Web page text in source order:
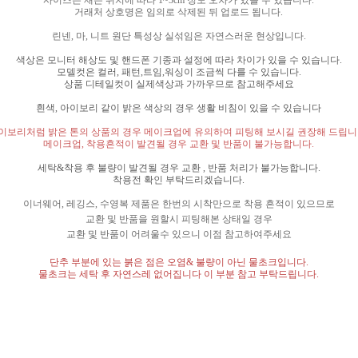
거래처 상호명은 임의로 삭제된 뒤 업로드 됩니다.
린넨, 마, 니트 원단 특성상 실섞임은 자연스러운 현상입니다.
색상은 모니터 해상도 및 핸드폰 기종과 설정에 따라 차이가 있을 수 있습니다.
모델컷은 컬러, 패턴,트임,워싱이 조금씩 다를 수 있습니다.
상품 디테일컷이 실제색상과 가까우므로 참고해주세요
흰색, 아이보리 같이 밝은 색상의 경우 생활 비침이 있을 수 있습니다
보리처럼 밝은 톤의 상품의 경우 메이크업에 유의하여 피팅해 보시길 권장해 드립
메이크업, 착용흔적이 발견될 경우 교환 및 반품이 불가능합니다.
세탁&착용 후 불량이 발견될 경우 교환 , 반품 처리가 불가능합니다.
착용전 확인 부탁드리겠습니다.
이너웨어, 레깅스, 수영복 제품은 한번의 시착만으로 착용 흔적이 있으므로
교환 및 반품을 원할시 피팅해본 상태일 경우
교환 및 반품이 어려울수 있으니 이점 참고하여주세요
단추 부분에 있는 붉은 점은 오염& 불량이 아닌 물초크입니다.
물초크는 세탁 후 자연스레 없어집니다 이 부분 참고 부탁드립니다.